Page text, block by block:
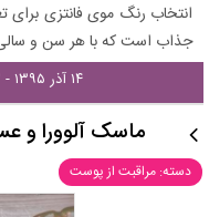
انتخاب رنگ موی فانتزی برای
جذاب است که با هر سن و سالی
۱۴ آذر ۱۳۹۵ - ۰۶:۵۲
ماسک آلوورا و
دسته: مراقبت از پوست